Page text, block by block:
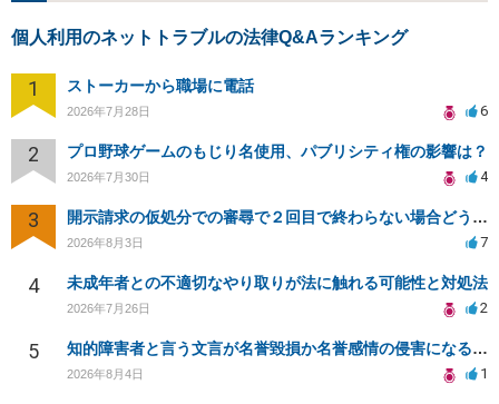
個人利用のネットトラブルの法律Q&Aランキング
1 ストーカーから職場に電話
2026年7月28日 6
2 プロ野球ゲームのもじり名使用、パブリシティ権の影響は？
2026年7月30日 4
3 開示請求の仮処分での審尋で２回目で終わらない場合どうしたらいいですか
2026年8月3日 7
4 未成年者との不適切なやり取りが法に触れる可能性と対処法
2026年7月26日 2
5 知的障害者と言う文言が名誉毀損か名誉感情の侵害になるか教えてほしい。
2026年8月4日 1